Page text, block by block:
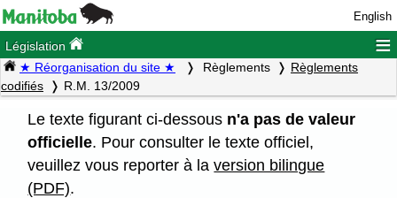
English
Législation ≡
★ Réorganisation du site ★ Règlements
Règlements
codifiés
R.M. 13/2009
Le texte figurant ci-dessous n'a pas de valeur
officielle. Pour consulter le texte officiel,
veuillez vous reporter à laversion bilingue
(PDF).